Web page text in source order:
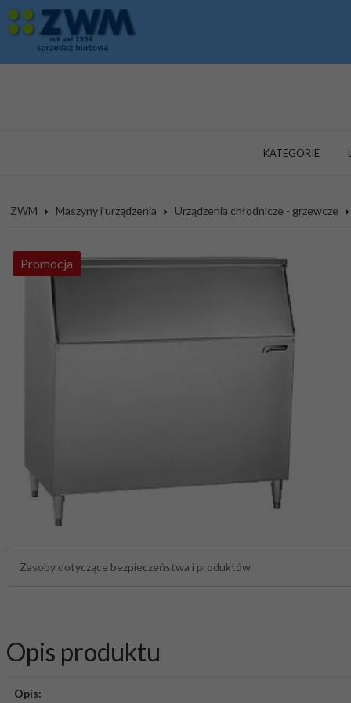
KATEGORIE
ZWM Maszyny i urządzenia Urządzenia chłodnicze - grzewcze
Promocja
Zasoby dotyczące bezpieczeństwa i produktów
Opis produktu
Opis: